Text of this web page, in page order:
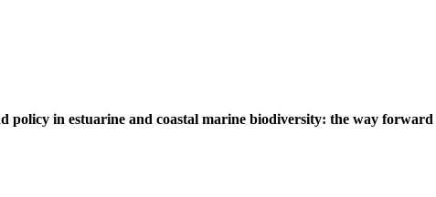
policy in estuarine and coastal marine biodiversity: the way forward